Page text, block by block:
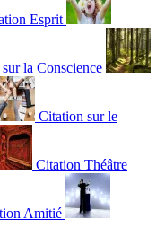
Esprit
la Conscience
Citation sur le
Citation Théâtre
Amitié